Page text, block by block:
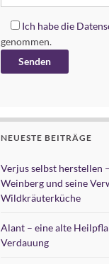
Ich habe die
genommen.
NEUESTE BEITRÄGE
Verjus selbst herstellen
Weinberg und seine
Wildkräuterküche
Alant – eine alte
Verdauung